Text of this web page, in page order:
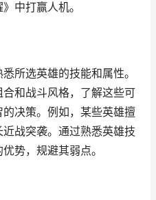
中打赢人机。
所选英雄的技能和属性。
和战斗风格，了解这些可
决策。例如，某些英雄擅
战突袭。通过熟悉英雄技
势，规避其弱点。